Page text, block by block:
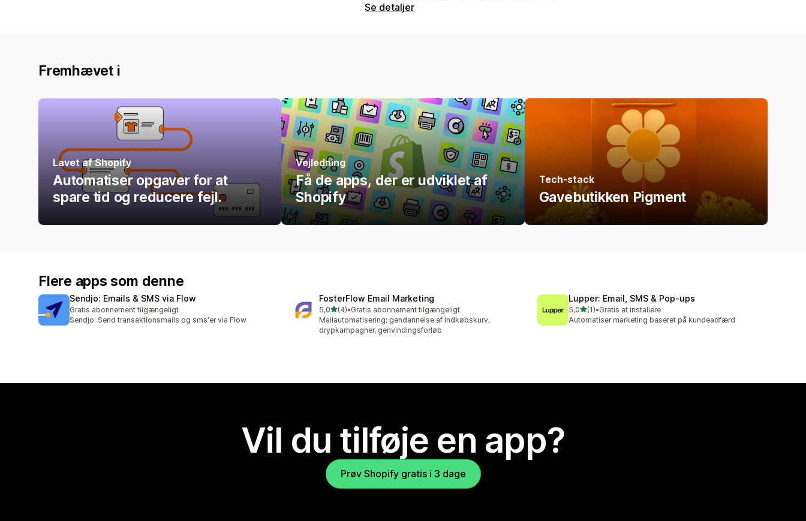
Se detaljer
Fremhævet i
Lavet af Shopify
Automatiser opgaver for at
spare tid og reducere fejl.
Vejledning
Få de apps, der er udviklet af
Shopify
Tech-stack
Gavebutikken Pigment
Flere apps som denne
Sendjo: Emails & SMS via Flow
Gratis abonnement tilgængeligt
Sendjo: Send transaktionsmails og sms'er via Flow
FosterFlow Email Marketing
5,0ud af 5 stjerner
(4)
4 anmeldelser i alt
•Gratis abonnement tilgængeligt
Mailautomatisering: gendannelse af indkøbskurv,
drypkampagner, genvindingsforløb
Lupper: Email, SMS & Pop‑ups
5,0ud af 5 stjerner
(1)
1 anmeldelser i alt
•Gratis at installere
Automatiser marketing baseret på kundeadfærd
Vil du tilføje en app?
Prøv Shopify gratis i 3 dage